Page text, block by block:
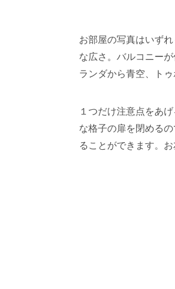
お部屋の写真はいず
な広さ。バルコニー
ランダから青空、ト
１つだけ注意点をあ
な格子の扉を閉める
ることができます。